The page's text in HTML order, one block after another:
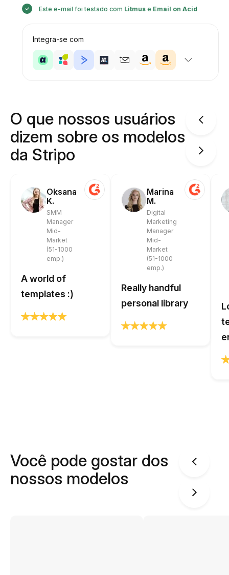
Este e-mail foi testado com Litmuse Email on Acid
Integra-se com
O que nossos usuários
dizem sobre os modelos
da Stripo
Oksana
K.
SMM
Manager
Mid-
Market
(51-1000
emp.)
A world of
templates :)
Marina
M.
Digital
Marketing
Manager
Mid-
Market
(51-1000
emp.)
Really handful
personal library
Você pode gostar dos
nossos modelos